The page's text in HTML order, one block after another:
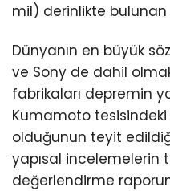
mil) derinlikte bulunan
Dünyanın en büyük
ve Sony de dahil
fabrikaları depremin
Kumamoto
olduğunun teyit
yapısal incelemelerin
değerlendirme